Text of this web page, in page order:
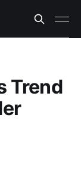
Trend